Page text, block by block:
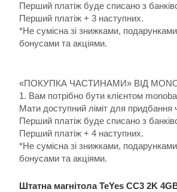
Перший платіж буде списано з
Перший платіж + 3 наступних.
*Не сумісна зі знижками,
бонусами та акціями.
«ПОКУПКА ЧАСТИНАМИ» ВІД
1. Вам потрібно бути клієнтом
Мати доступний ліміт для придбання
Перший платіж буде списано з
Перший платіж + 4 наступних.
*Не сумісна зі знижками,
бонусами та акціями.
Штатна магнітола TeYes CC3 2K